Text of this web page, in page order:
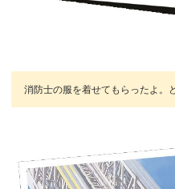
消防士の服を着せてもらったよ。